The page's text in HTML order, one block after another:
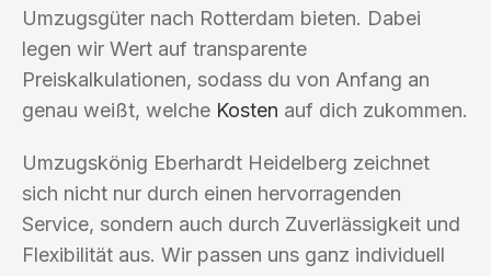
Umzugsgüter nach Rotterdam bieten. Dabei
legen wir Wert auf transparente
Preiskalkulationen, sodass du von Anfang an
genau weißt, welche Kosten auf dich zukommen.
Umzugskönig Eberhardt Heidelberg zeichnet
sich nicht nur durch einen hervorragenden
Service, sondern auch durch Zuverlässigkeit und
Flexibilität aus. Wir passen uns ganz individuell